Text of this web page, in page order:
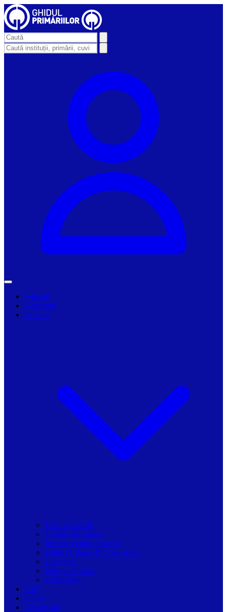
Primarii
Companii
Articole
Toate articolele
Viziune de primar
Resurse pentru primarii
Politici Urbane & Guvernanta
Dialoguri
Profil de Primar
Podcast-uri
Stiri
Oferte
Despre noi